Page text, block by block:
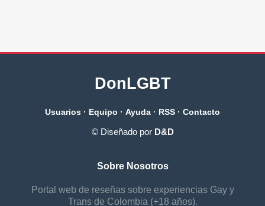
DonLGBT
Usuarios · Equipo · Ayuda · RSS · Contacto
© Diseñado por D&D
Sobre Nosotros
Portal web de reseñas sobre experiencias Gay y
Trans de Colombia (+18 años).